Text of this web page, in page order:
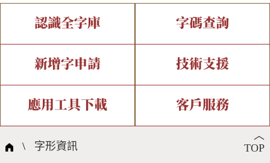
認識全字庫
全字庫介紹 全字庫現況
中文碼介紹 專有名詞介紹
國際字碼相關組織
字碼查詢
IDS查詢 部件查詢
複合查詢 注音查詢
筆畫查詢
新增字申請
新字申請處理流程
技術支援
字形即時顯示 造字解決方案
全字庫授權 轉碼Web Service
應用工具下載
個人電腦造字處理工具
客戶服務
問題集
︿
TOP
\ 字形資訊